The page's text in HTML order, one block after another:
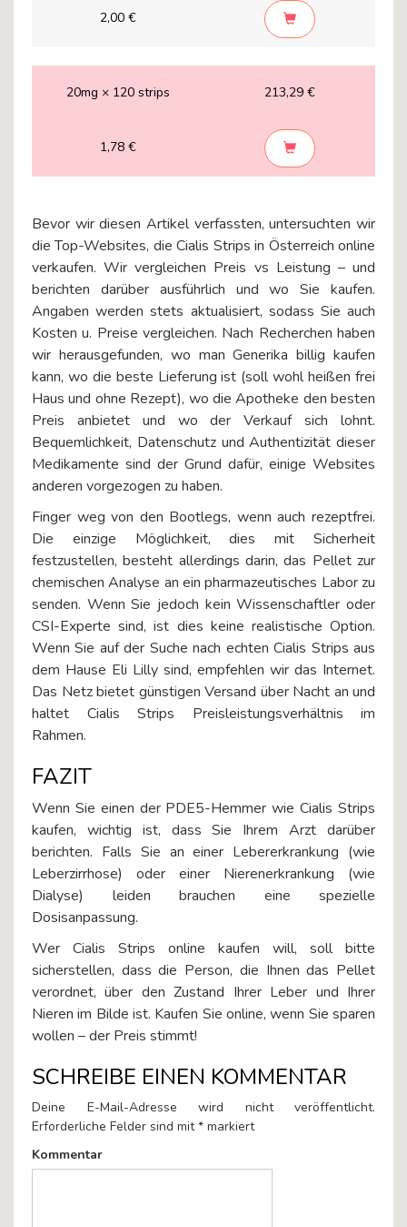
2,00 €
20mg × 120 strips 213,29 €
1,78 €
Bevor wir diesen Artikel verfassten, untersuchten wir
die Top-Websites, die Cialis Strips in Österreich online
verkaufen. Wir vergleichen Preis vs Leistung – und
berichten darüber ausführlich und wo Sie kaufen.
Angaben werden stets aktualisiert, sodass Sie auch
Kosten u. Preise vergleichen. Nach Recherchen haben
wir herausgefunden, wo man Generika billig kaufen
kann, wo die beste Lieferung ist (soll wohl heißen frei
Haus und ohne Rezept), wo die Apotheke den besten
Preis anbietet und wo der Verkauf sich lohnt.
Bequemlichkeit, Datenschutz und Authentizität dieser
Medikamente sind der Grund dafür, einige Websites
anderen vorgezogen zu haben.
Finger weg von den Bootlegs, wenn auch rezeptfrei.
Die einzige Möglichkeit, dies mit Sicherheit
festzustellen, besteht allerdings darin, das Pellet zur
chemischen Analyse an ein pharmazeutisches Labor zu
senden. Wenn Sie jedoch kein Wissenschaftler oder
CSI-Experte sind, ist dies keine realistische Option.
Wenn Sie auf der Suche nach echten Cialis Strips aus
dem Hause Eli Lilly sind, empfehlen wir das Internet.
Das Netz bietet günstigen Versand über Nacht an und
haltet Cialis Strips Preisleistungsverhältnis im
Rahmen.
FAZIT
Wenn Sie einen der PDE5-Hemmer wie Cialis Strips
kaufen, wichtig ist, dass Sie Ihrem Arzt darüber
berichten. Falls Sie an einer Lebererkrankung (wie
Leberzirrhose) oder einer Nierenerkrankung (wie
Dialyse) leiden brauchen eine spezielle
Dosisanpassung.
Wer Cialis Strips online kaufen will, soll bitte
sicherstellen, dass die Person, die Ihnen das Pellet
verordnet, über den Zustand Ihrer Leber und Ihrer
Nieren im Bilde ist. Kaufen Sie online, wenn Sie sparen
wollen – der Preis stimmt!
SCHREIBE EINEN KOMMENTAR
Deine E-Mail-Adresse wird nicht veröffentlicht.
Erforderliche Felder sind mit* markiert
Kommentar